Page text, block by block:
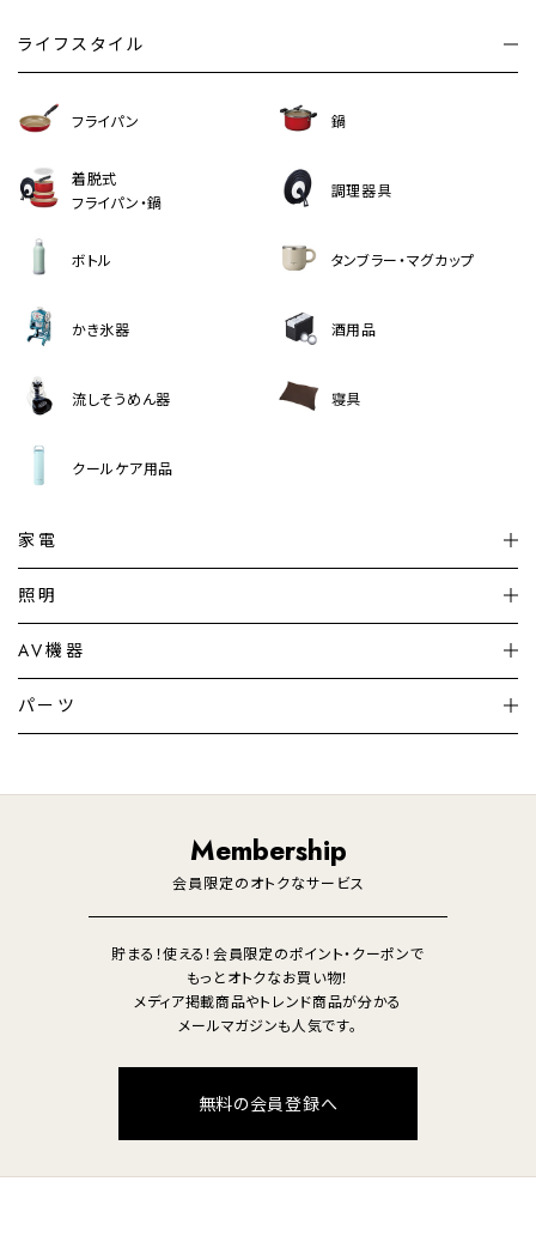
ライフスタイル
フライパン 鍋
着脱式
フライパン・鍋
調理器具
ボトル タンブラー・マグカップ
かき氷器 酒用品
流しそうめん器 寝具
クールケア用品
家電
加湿器・空気清浄機
暖房機 掃除機
調理家電 生活家電
照明
シーリングライト
デスクライト
AV機器
テレビ
パーツ
Membership
会員限定のオトクなサービス
貯まる！使える！会員限定のポイント・クーポンで
もっとオトクなお買い物！
メディア掲載商品やトレンド商品が分かる
メールマガジンも人気です。
無料の会員登録へ